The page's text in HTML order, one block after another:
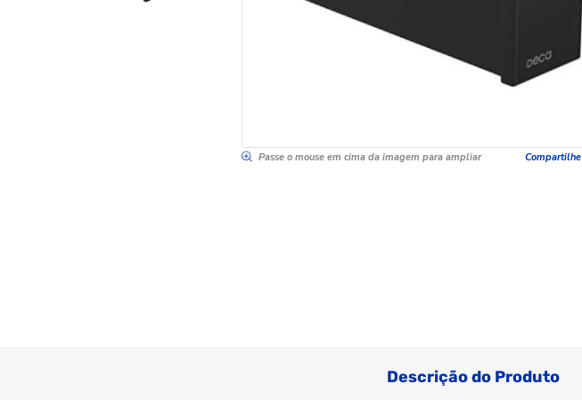
Passe o mouse em cima da imagem para ampliar Compartilhe
Descrição do Produto